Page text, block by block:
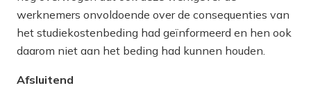
werknemers onvoldoende over de consequenties van
het studiekostenbeding had geïnformeerd en hen ook
daarom niet aan het beding had kunnen houden.
Afsluitend